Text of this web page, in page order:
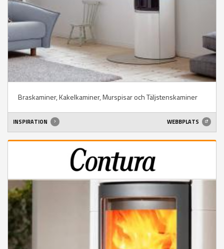
Braskaminer, Kakelkaminer, Murspisar och Täljstenskaminer
INSPIRATION WEBBPLATS